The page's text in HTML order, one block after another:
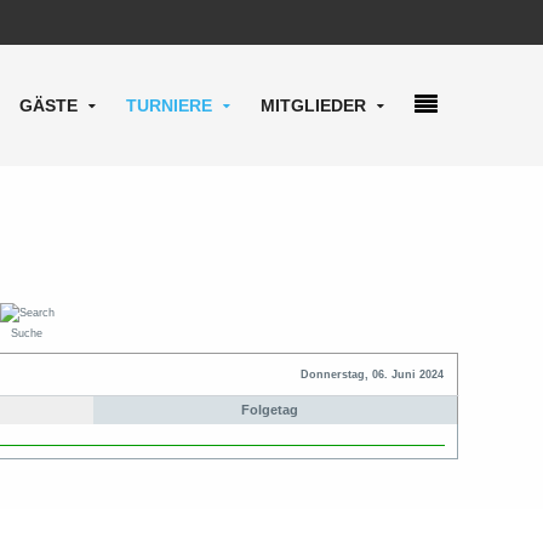
GÄSTE TURNIERE MITGLIEDER
Suche
Donnerstag, 06. Juni 2024
Folgetag